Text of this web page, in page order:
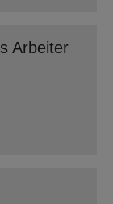
Arbeiter